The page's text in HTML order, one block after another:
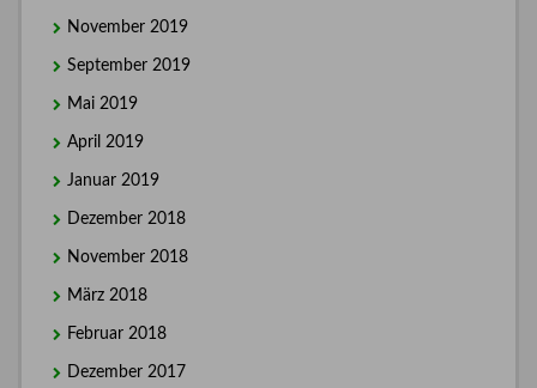
November 2019
September 2019
Mai 2019
April 2019
Januar 2019
Dezember 2018
November 2018
März 2018
Februar 2018
Dezember 2017